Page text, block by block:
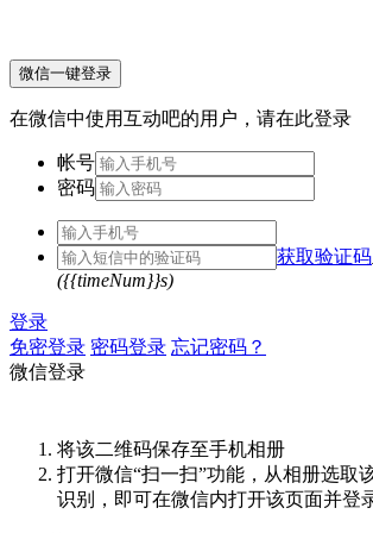
微信一键登录
在微信中使用互动吧的用户，请在此登录
帐号
密码
获取验证码
({{timeNum}}s)
登录
免密登录 密码登录 忘记密码？
微信登录
将该二维码保存至手机相册
打开微信“扫一扫”功能，从相册选取
识别，即可在微信内打开该页面并登